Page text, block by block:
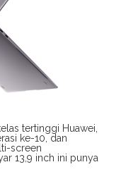
tertinggi Huawei,
ke-10, dan
screen
13,9 inch ini punya